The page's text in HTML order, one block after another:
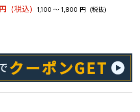
円 (税込) 1,100 ～ 1,800 円 (税抜)